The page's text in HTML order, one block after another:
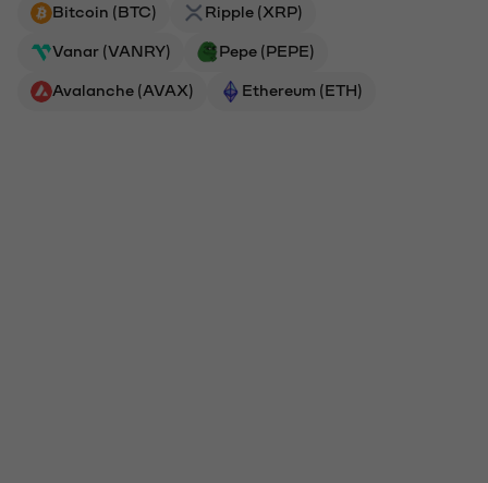
Bitcoin (BTC)
Ripple (XRP)
Vanar (VANRY) Pepe (PEPE)
Avalanche (AVAX) Ethereum (ETH)